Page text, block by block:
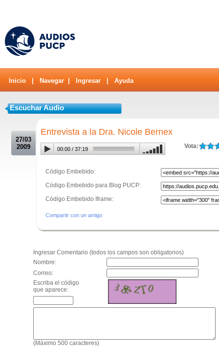
Inicio Navegar Ingresar Ayuda
Escuchar Audio
27/03
2009
Entrevista a la Dra. Nicole Bernex
Vota:
00:00 / 37:19
Código Embebido:
Código Embebido para Blog PUCP:
Código Embebido Iframe:
Compartir con un amigo
Ingresar Comentario (todos los campos son obligatorios)
Nombre:
Correo:
Escriba el código
que aparece:
(Máximo 500 caracteres)